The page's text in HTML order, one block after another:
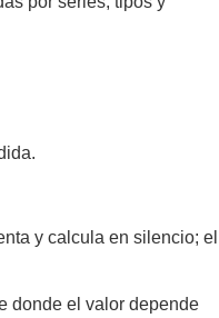
y calcula en silencio; el
donde el valor depende